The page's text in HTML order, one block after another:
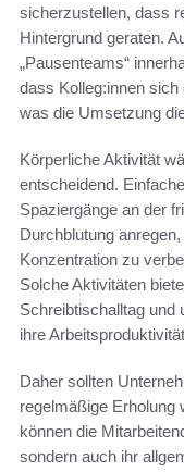
sicherzustellen, dass
Hintergrund geraten.
„Pausenteams“
dass Kolleg:innen sich
was die Umsetzung
Körperliche Aktivität
entscheidend.
Spaziergänge an der
Durchblutung
Konzentration zu
Solche Aktivitäten
Schreibtischalltag und
ihre
Daher sollten
regelmäßige Erholung
können die
sondern auch ihr